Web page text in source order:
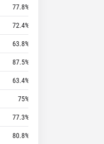
77.8%
72.4%
63.8%
87.5%
63.4%
75%
77.3%
80.8%